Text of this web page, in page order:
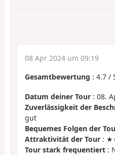
08 Apr 2024 um 09:19
Gesamtbewertung : 4.7 /
Datum deiner Tour : 08.
Zuverlässigkeit der
gut
Bequemes Folgen der
Attraktivität der Tour :
Tour stark frequentiert :